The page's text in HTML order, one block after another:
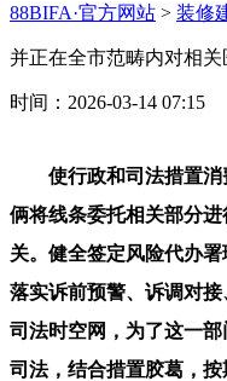
88BIFA·官方网站 > 装修
并正在全市范畴内对相
时间：2026-03-14 07:15
使行政和司法措置消
俩将线条委托相关部分
关。健全签定风险代办
落实诉前预警、诉调对
司法时空网，为了这一
司法，结合措置胶葛，